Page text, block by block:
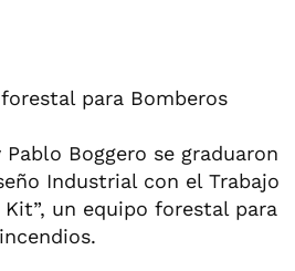
para Bomberos
Boggero se graduaron
Industrial con el Trabajo
Kit”, un equipo forestal para
incendios.